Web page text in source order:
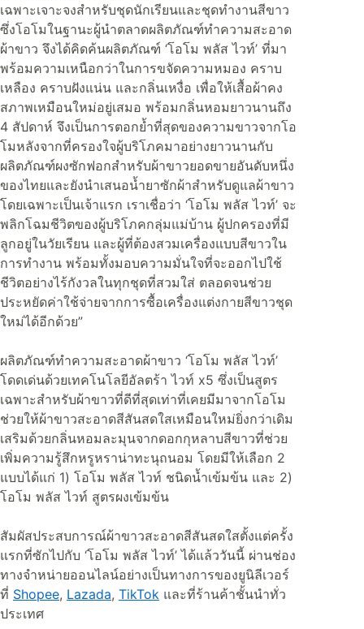
เฉพาะเจาะจงสำหรับชุดนักเรียนและชุดทำงานสีขาว
ซึ่งโอโมในฐานะผู้นำตลาดผลิตภัณฑ์ทำความสะอาด
ผ้าขาว จึงได้คิดค้นผลิตภัณฑ์ ‘โอโม พลัส ไวท์’ ที่มา
พร้อมความเหนือกว่าในการขจัดความหมอง คราบ
เหลือง คราบฝังแน่น และกลิ่นเหงื่อ เพื่อให้เสื้อผ้าคง
สภาพเหมือนใหม่อยู่เสมอ พร้อมกลิ่นหอมยาวนานถึง
4 สัปดาห์ จึงเป็นการตอกย้ำที่สุดของความขาวจากโอ
โมหลังจากที่ครองใจผู้บริโภคมาอย่างยาวนานกับ
ผลิตภัณฑ์ผงซักฟอกสำหรับผ้าขาวยอดขายอันดับหนึ่ง
ของไทยและยังนำเสนอน้ำยาซักผ้าสำหรับดูแลผ้าขาว
โดยเฉพาะเป็นเจ้าแรก เราเชื่อว่า ‘โอโม พลัส ไวท์’ จะ
พลิกโฉมชีวิตของผู้บริโภคกลุ่มแม่บ้าน ผู้ปกครองที่มี
ลูกอยู่ในวัยเรียน และผู้ที่ต้องสวมเครื่องแบบสีขาวใน
การทำงาน พร้อมทั้งมอบความมั่นใจที่จะออกไปใช้
ชีวิตอย่างไร้กังวลในทุกชุดที่สวมใส่ ตลอดจนช่วย
ประหยัดค่าใช้จ่ายจากการซื้อเครื่องแต่งกายสีขาวชุด
ใหม่ได้อีกด้วย”
ผลิตภัณฑ์ทำความสะอาดผ้าขาว ‘โอโม พลัส ไวท์’
โดดเด่นด้วยเทคโนโลยีอัลตร้า ไวท์ x5 ซึ่งเป็นสูตร
เฉพาะสำหรับผ้าขาวที่ดีที่สุดเท่าที่เคยมีมาจากโอโม
ช่วยให้ผ้าขาวสะอาดสีสันสดใสเหมือนใหม่ยิ่งกว่าเดิม
เสริมด้วยกลิ่นหอมละมุนจากดอกกุหลาบสีขาวที่ช่วย
เพิ่มความรู้สึกหรูหราน่าทะนุถนอม โดยมีให้เลือก 2
แบบได้แก่ 1) โอโม พลัส ไวท์ ชนิดน้ำเข้มข้น และ 2)
โอโม พลัส ไวท์ สูตรผงเข้มข้น
สัมผัสประสบการณ์ผ้าขาวสะอาดสีสันสดใสตั้งแต่ครั้ง
แรกที่ซักไปกับ ‘โอโม พลัส ไวท์’ ได้แล้ววันนี้ ผ่านช่อง
ทางจำหน่ายออนไลน์อย่างเป็นทางการของยูนิลีเวอร์
ที่ Shopee, Lazada, TikTok และที่ร้านค้าชั้นนำทั่ว
ประเทศ